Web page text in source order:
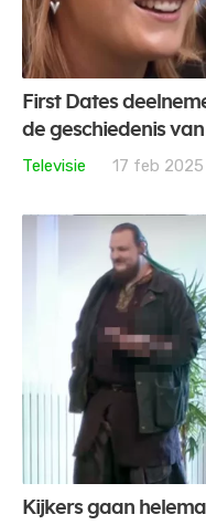
First Dates
de geschiedenis
Televisie
17 feb 2025
Kijkers gaan